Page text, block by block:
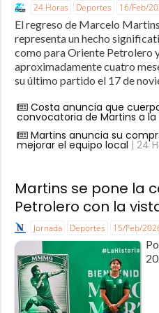
24 Horas Deportes 16/Feb/
El regreso de Marcelo
representa un hecho
como para Oriente Petrolero
aproximadamente cuatro
su último partido el 17 de
Costa anuncia que
convocatoria de Martins a la
Martins anuncia su
mejorar el equipo local | 24
Martins se pone la
Petrolero con la
Jornada Deportes 15/Feb/